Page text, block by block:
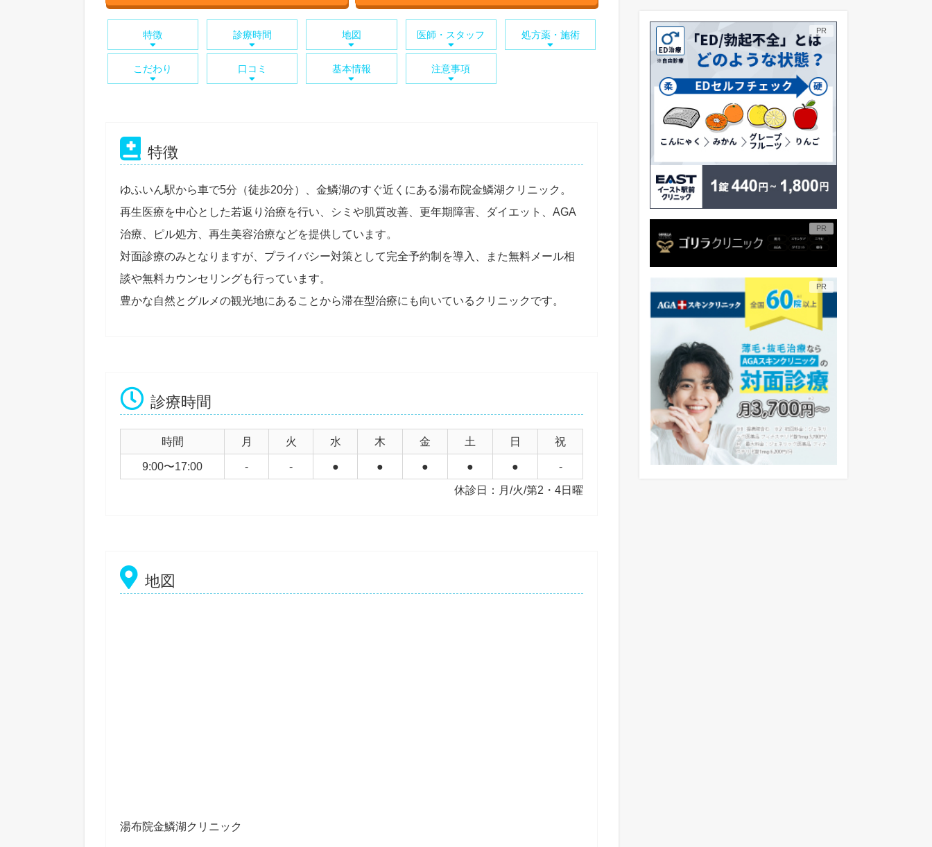
特徴 診療時間 地図 医師・スタッフ 処方薬・施術
こだわり 口コミ 基本情報 注意事項
特徴
ゆふいん駅から車で5分（徒歩20分）、金鱗湖のすぐ近くにある湯布院金鱗湖クリニック。
再生医療を中心とした若返り治療を行い、シミや肌質改善、更年期障害、ダイエット、AGA
治療、ピル処方、再生美容治療などを提供しています。
対面診療のみとなりますが、プライバシー対策として完全予約制を導入、また無料メール相
談や無料カウンセリングも行っています。
豊かな自然とグルメの観光地にあることから滞在型治療にも向いているクリニックです。
診療時間
時間 月 火 水 木 金 土 日 祝
9:00〜17:00 - - ● ● ● ● ●
-
休診日：月/火/第2・4日曜
地図
湯布院金鱗湖クリニック